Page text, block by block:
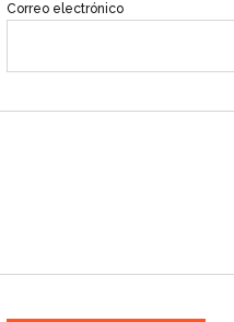
Correo electrónico